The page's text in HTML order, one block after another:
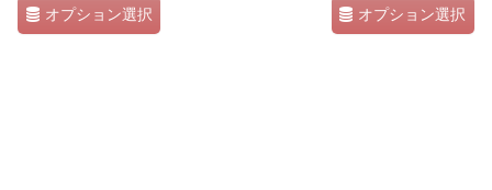
オプション選択 オプション選択